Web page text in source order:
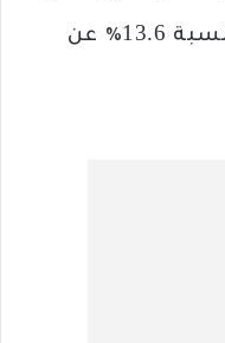
تقل تكاليف المعيشة فيه بنسبة 13.6٪ عن